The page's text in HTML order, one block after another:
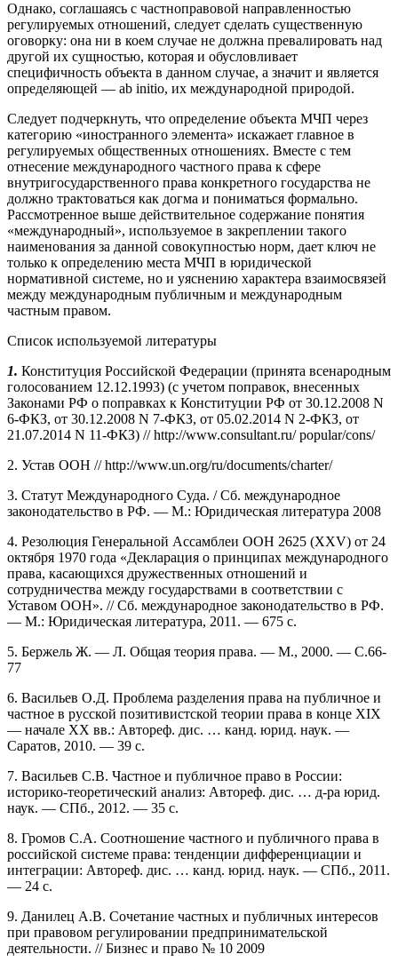
Однако, соглашаясь с частноправовой направленностью
регулируемых отношений, следует сделать существенную
оговорку: она ни в коем случае не должна превалировать над
другой их сущностью, которая и обусловливает
специфичность объекта в данном случае, а значит и является
определяющей — ab initio, их международной природой.
Следует подчеркнуть, что определение объекта МЧП через
категорию «иностранного элемента» искажает главное в
регулируемых общественных отношениях. Вместе с тем
отнесение международного частного права к сфере
внутригосударственного права конкретного государства не
должно трактоваться как догма и пониматься формально.
Рассмотренное выше действительное содержание понятия
«международный», используемое в закреплении такого
наименования за данной совокупностью норм, дает ключ не
только к определению места МЧП в юридической
нормативной системе, но и уяснению характера взаимосвязей
между международным публичным и международным
частным правом.
Список используемой литературы
1. Конституция Российской Федерации (принята всенародным
голосованием 12.12.1993) (с учетом поправок, внесенных
Законами РФ о поправках к Конституции РФ от 30.12.2008 N
6-ФКЗ, от 30.12.2008 N 7-ФКЗ, от 05.02.2014 N 2-ФКЗ, от
21.07.2014 N 11-ФКЗ) // http://www.consultant.ru/ popular/cons/
2. Устав ООН // http://www.un.org/ru/documents/charter/
3. Статут Международного Суда. / Сб. международное
законодательство в РФ. — М.: Юридическая литература 2008
4. Резолюция Генеральной Ассамблеи ООН 2625 (XXV) от 24
октября 1970 года «Декларация о принципах международного
права, касающихся дружественных отношений и
сотрудничества между государствами в соответствии с
Уставом ООН». // Сб. международное законодательство в РФ.
— М.: Юридическая литература, 2011. — 675 с.
5. Бержель Ж. — Л. Общая теория права. — М., 2000. — С.66-
77
6. Васильев О.Д. Проблема разделения права на публичное и
частное в русской позитивистской теории права в конце XIX
— начале XX вв.: Автореф. дис. … канд. юрид. наук. —
Саратов, 2010. — 39 с.
7. Васильев С.В. Частное и публичное право в России:
историко-теоретический анализ: Автореф. дис. … д-ра юрид.
наук. — СПб., 2012. — 35 с.
8. Громов С.А. Соотношение частного и публичного права в
российской системе права: тенденции дифференциации и
интеграции: Автореф. дис. … канд. юрид. наук. — СПб., 2011.
— 24 с.
9. Данилец А.В. Сочетание частных и публичных интересов
при правовом регулировании предпринимательской
деятельности. // Бизнес и право № 10 2009